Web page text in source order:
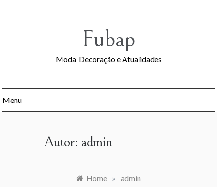
Fubap
Moda, Decoração e Atualidades
Menu
Autor: admin
Home » admin